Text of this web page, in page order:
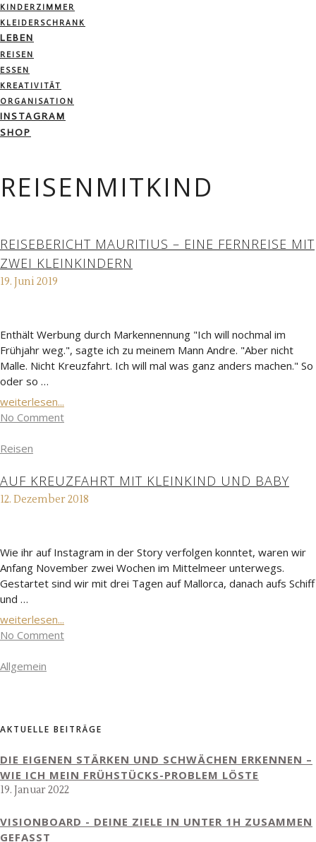
KINDERZIMMER
KLEIDERSCHRANK
LEBEN
REISEN
ESSEN
KREATIVITÄT
ORGANISATION
INSTAGRAM
SHOP
REISENMITKIND
REISEBERICHT MAURITIUS – EINE FERNREISE MIT
ZWEI KLEINKINDERN
19. Juni 2019
Enthält Werbung durch Markennennung "Ich will nochmal im
Frühjahr weg.", sagte ich zu meinem Mann Andre. "Aber nicht
Malle. Nicht Kreuzfahrt. Ich will mal was ganz anders machen." So
oder so …
weiterlesen...
No Comment
Reisen
AUF KREUZFAHRT MIT KLEINKIND UND BABY
12. Dezember 2018
Wie ihr auf Instagram in der Story verfolgen konntet, waren wir
Anfang November zwei Wochen im Mittelmeer unterwegs.
Gestartet sind wir mit drei Tagen auf Mallorca, danach aufs Schiff
und …
weiterlesen...
No Comment
Allgemein
AKTUELLE BEITRÄGE
DIE EIGENEN STÄRKEN UND SCHWÄCHEN ERKENNEN –
WIE ICH MEIN FRÜHSTÜCKS-PROBLEM LÖSTE
19. Januar 2022
VISIONBOARD - DEINE ZIELE IN UNTER 1H ZUSAMMEN
GEFASST